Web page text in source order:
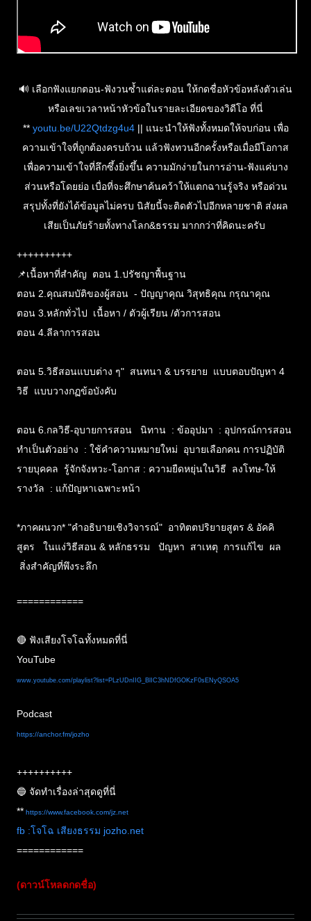
🔊 เลือกฟังแยกตอน-ฟังวนซ้ำแต่ละตอน ให้กดชื่อหัวข้อหลังตัวเล่น
หรือเลขเวลาหน้าหัวข้อในรายละเอียดของวิดีโอ ที่นี่
** youtu.be/U22Qtdzg4u4 || แนะนำให้ฟังทั้งหมดให้จบก่อน เพื่อ
ความเข้าใจที่ถูกต้องครบถ้วน แล้วฟังทวนอีกครั้งหรือเมื่อมีโอกาส
เพื่อความเข้าใจที่ลึกซึ้งยิ่งขึ้น ความมักง่ายในการอ่าน-ฟังแค่บาง
ส่วนหรือโดยย่อ เบื่อที่จะศึกษาค้นคว้าให้แตกฉานรู้จริง หรือด่วน
สรุปทั้งที่ยังได้ข้อมูลไม่ครบ นิสัยนี้จะติดตัวไปอีกหลายชาติ ส่งผล
เสียเป็นภัยร้ายทั้งทางโลก&ธรรม มากกว่าที่คิดนะครับ
++++++++++
📌เนื้อหาที่สำคัญ ตอน 1.ปรัชญาพื้นฐาน
ตอน 2.คุณสมบัติของผู้สอน - ปัญญาคุณ วิสุทธิคุณ กรุณาคุณ
ตอน 3.หลักทั่วไป เนื้อหา / ตัวผู้เรียน /ตัวการสอน
ตอน 4.ลีลาการสอน
ตอน 5.วิธีสอนแบบต่าง ๆ" สนทนา & บรรยาย แบบตอบปัญหา 4
วิธี แบบวางกฏข้อบังคับ
ตอน 6.กลวิธี-อุบายการสอน นิทาน : ข้ออุปมา : อุปกรณ์การสอน
ทำเป็นตัวอย่าง : ใช้คำความหมายใหม่ อุบายเลือกคน การปฏิบัติ
รายบุคคล รู้จักจังหวะ-โอกาส : ความยืดหยุ่นในวิธี ลงโทษ-ให้
รางวัล : แก้ปัญหาเฉพาะหน้า
*ภาคผนวก* "คำอธิบายเชิงวิจารณ์" อาทิตตปริยายสูตร & อัคคิ
สูตร ในแง่วิธีสอน & หลักธรรม ปัญหา สาเหตุ การแก้ไข ผล
สิ่งสำคัญที่พึงระลึก
============
🔴 ฟังเสียงโจโฉทั้งหมดที่นี่
YouTube
www.youtube.com/playlist?list=PLzUDnIIG_BlIC3hNDfGOKzF0sENyQSOA5
Podcast
https://anchor.fm/jozho
++++++++++
🔵 จัดทำเรื่องล่าสุดดูที่นี่
** https://www.facebook.com/jz.net
fb :โจโฉ เสียงธรรม jozho.net
============
(ดาวน์โหลดกดชื่อ)